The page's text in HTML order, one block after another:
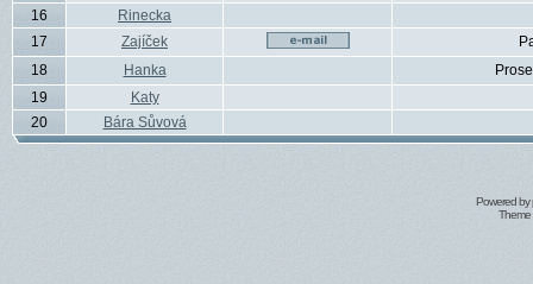
16
Rinecka
17
Zajíček
18
Hanka
19
Katy
20
Bára Sůvová
Powered by
Theme